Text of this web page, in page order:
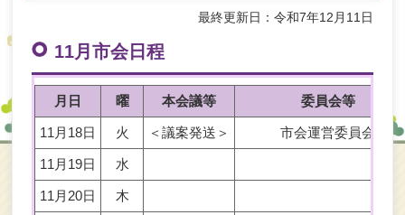
最終更新日：令和7年12月11日
11月市会日程
月日 曜 本会議等 委員会等
11月18日 火 ＜議案発送＞ 市会運営委員会
11月19日 水
11月20日 木